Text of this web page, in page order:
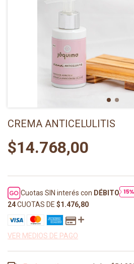
CREMA ANTICELULITIS
$14.768,00
Cuotas SIN interés con DÉBITO
24CUOTAS DE $1.476,80
VER MEDIOS DE PAGO